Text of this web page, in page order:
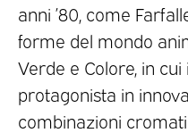
anni ’80, come
forme del mondo
Verde e Colore, in
protagonista in
combinazioni